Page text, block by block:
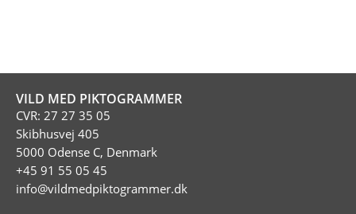
VILD MED PIKTOGRAMMER
CVR: 27 27 35 05
Skibhusvej 405
5000 Odense C, Denmark
+45 91 55 05 45
info@vildmedpiktogrammer.dk